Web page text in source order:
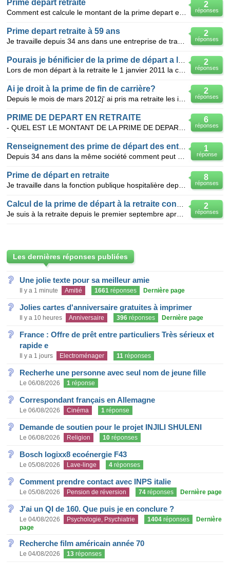
2
réponses
Prime depart retraite
2
réponses
Prime depart retraite à 59 ans
2
réponses
2
réponses
Ai je droit à la prime de fin de carrière?
6
réponses
PRIME DE DEPART EN RETRAITE
1
réponse
8
réponses
Prime de départ en retraite
2
réponses
Les dernières réponses publiées
Une jolie texte pour sa meilleur amie
Il y a 1 minute Amitié 1661 réponses Dernière page
Jolies cartes d'anniversaire gratuites à imprimer
Il y a 10 heures Anniversaire 396 réponses Dernière page
France : Offre de prêt entre particuliers Très sérieux et
rapide e
Il y a 1 jours Electroménager 11 réponses
Recherhe une personne avec seul nom de jeune fille
Le 06/08/2026 1 réponse
Correspondant français en Allemagne
Le 06/08/2026 Cinéma 1 réponse
Demande de soutien pour le projet INJILI SHULENI
Le 06/08/2026 Religion 10 réponses
Bosch logixx8 ecoénergie F43
Le 05/08/2026 Lave-linge 4 réponses
Comment prendre contact avec INPS italie
Le 05/08/2026 Pension de réversion 74 réponses Dernière page
J'ai un QI de 160. Que puis je en conclure ?
Le 04/08/2026 Psychologie, Psychiatrie 1404 réponses
Dernière
page
Recherche film américain année 70
Le 04/08/2026 13 réponses